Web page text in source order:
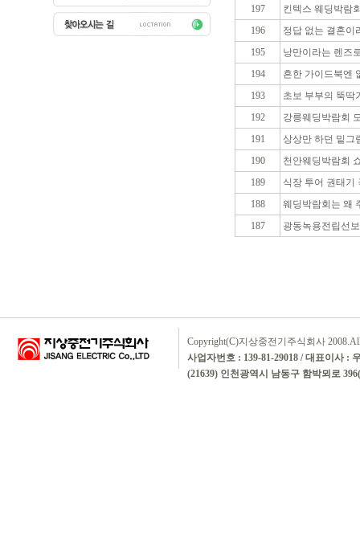
197
킨텍스 웨딩박람
196
정답 없는 결혼이
195
낭만이라는 렌즈
194
흔한 가이드북엔
193
초보 부부의 뚝딱
192
강릉웨딩박람회
191
상상만 하던 밑그
190
천안웨딩박람회
189
식장 투어 권태기
188
웨딩박람회는 왜
187
광동녹용전립선
Copyright(C)지상중전기주식회사
사업자번호 : 139-81-29018 / 대표이사 :
(21639) 인천광역시 남동구 함박뫼로